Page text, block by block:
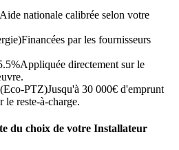
Aide nationale calibrée selon votre
Financées par les fournisseurs
Appliquée directement sur le
PTZ)Jusqu'à 30 000€ d'emprunt
le reste-à-charge.
du choix de votre Installateur